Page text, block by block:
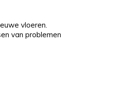
vloeren.
van problemen